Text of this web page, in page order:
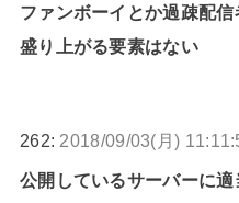
ファンボーイとか過疎配
盛り上がる要素はない
262: 2018/09/03(月)
公開しているサーバーに